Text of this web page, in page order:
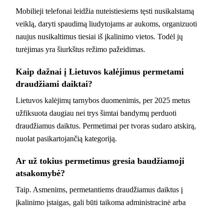
Mobilieji telefonai leidžia nuteistiesiems tęsti nusikalstamą
veiklą, daryti spaudimą liudytojams ar aukoms, organizuoti
naujus nusikaltimus tiesiai iš įkalinimo vietos. Todėl jų
turėjimas yra šiurkštus režimo pažeidimas.
Kaip dažnai į Lietuvos kalėjimus permetami
draudžiami daiktai?
Lietuvos kalėjimų tarnybos duomenimis, per 2025 metus
užfiksuota daugiau nei trys šimtai bandymų perduoti
draudžiamus daiktus. Permetimai per tvoras sudaro atskirą,
nuolat pasikartojančią kategoriją.
Ar už tokius permetimus gresia baudžiamoji
atsakomybė?
Taip. Asmenims, permetantiems draudžiamus daiktus į
įkalinimo įstaigas, gali būti taikoma administracinė arba